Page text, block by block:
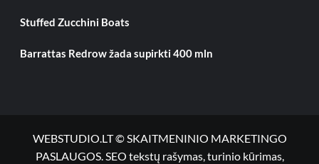
Stuffed Zucchini Boats
Barrattas Redrow žada supirkti 400 mln
WEBSTUDIO.LT © SKAITMENINIO MARKETINGO
PASLAUGOS. SEO tekstų rašymas, turinio kūrimas,